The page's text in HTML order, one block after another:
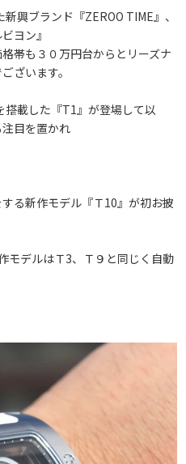
興ブランド『ZEROO TIME』、
ヨン』
帯も３０万円台からとリーズナ
ざいます。
載した『T1』が登場して以
目を置かれ
る新作モデル『Ｔ10』が初お披
モデルはＴ3、Ｔ９と同じく自動